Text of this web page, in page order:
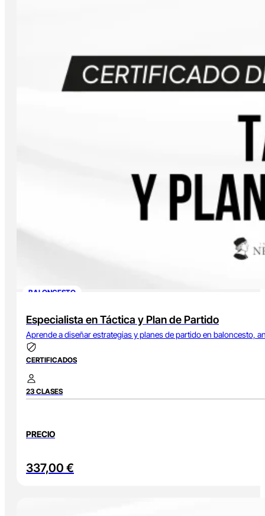
BALONCESTO
Especialista en Táctica y Plan de Partido
Aprende a diseñar estrategias y planes de partido en baloncesto,
CERTIFICADOS
23 CLASES
PRECIO
337,00 €